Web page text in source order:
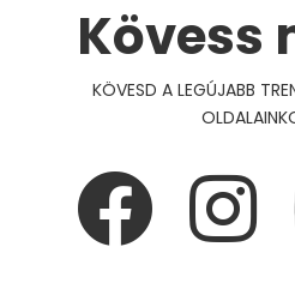
Kövess
KÖVESD A LEGÚJABB